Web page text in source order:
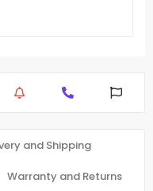
and Shipping
Warranty and Returns